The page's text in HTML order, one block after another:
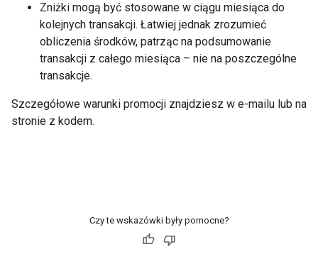
Zniżki mogą być stosowane w ciągu miesiąca do
kolejnych transakcji. Łatwiej jednak zrozumieć
obliczenia środków, patrząc na podsumowanie
transakcji z całego miesiąca – nie na poszczególne
transakcje.
Szczegółowe warunki promocji znajdziesz w e-mailu lub na
stronie z kodem.
Czy te wskazówki były pomocne?